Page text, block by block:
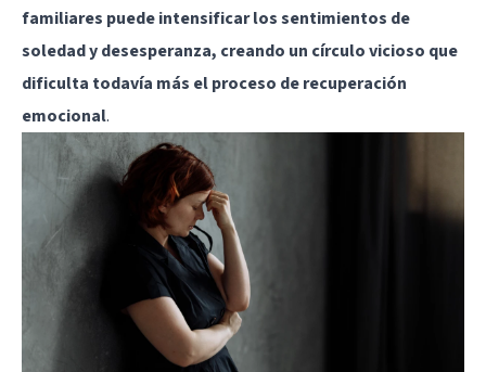
familiares puede intensificar los sentimientos de
soledad y desesperanza, creando un círculo vicioso que
dificulta todavía más el proceso de recuperación
emocional.